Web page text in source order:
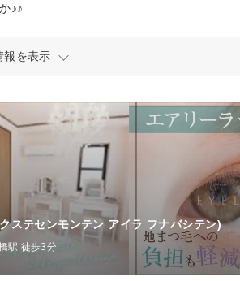
♪♪
報を表示
ステセンモンテン アイラ フナバシテン)
駅 徒歩3分